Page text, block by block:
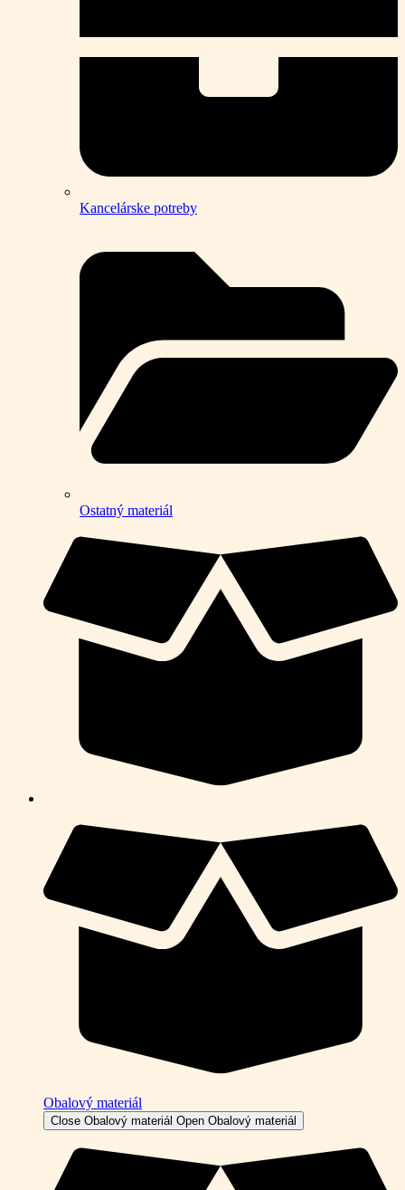
Kancelárske potreby
Ostatný materiál
Obalový materiál
Close Obalový materiál Open Obalový materiál